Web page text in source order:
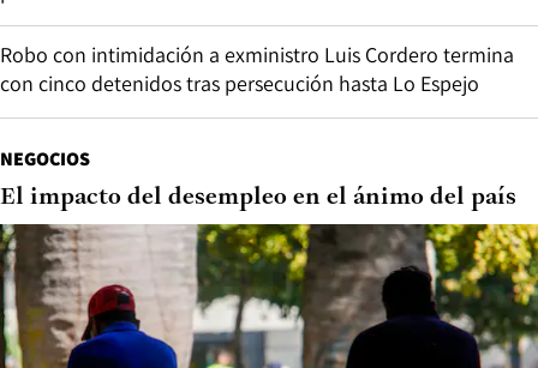
Robo con intimidación a exministro Luis Cordero termina
con cinco detenidos tras persecución hasta Lo Espejo
NEGOCIOS
El impacto del desempleo en el ánimo del país